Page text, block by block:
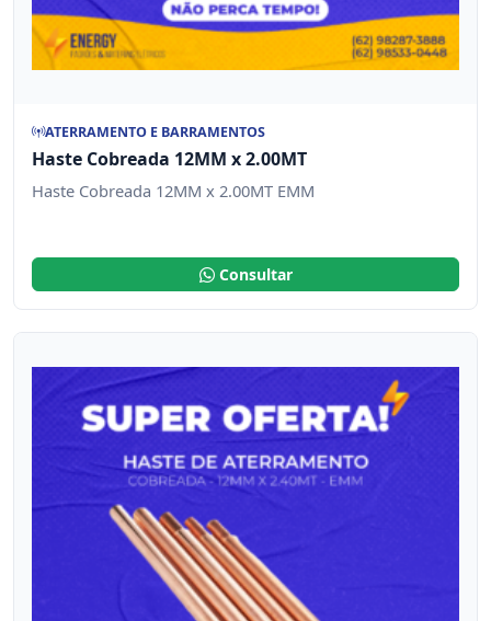
ATERRAMENTO E BARRAMENTOS
Haste Cobreada 12MM x 2.00MT
Haste Cobreada 12MM x 2.00MT EMM
Consultar